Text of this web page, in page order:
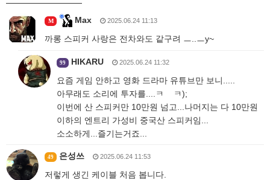
M Max 2025.06.24 11:13
까롱 스피커 사랑은 전차와도 같구려 ㅡ..ㅡy~
99 HIKARU 2025.06.24 11:32
요즘 게임 안하고 영화 드라마 유튜브만 보니.....
아무래도 소리에 투자를....ㅋ ㅋ);
이번에 산 스피커만 10만원 넘고...나머지는 다 10만원
이하의 엔트리 가성비 중국산 스피커임...
소소하게...즐기는거죠...
49 은성쓰 2025.06.24 11:53
저렇게 생긴 케이블 처음 봅니다.